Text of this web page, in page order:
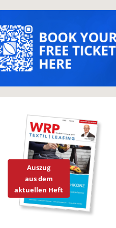
Auszug
aus dem
aktuellen Heft